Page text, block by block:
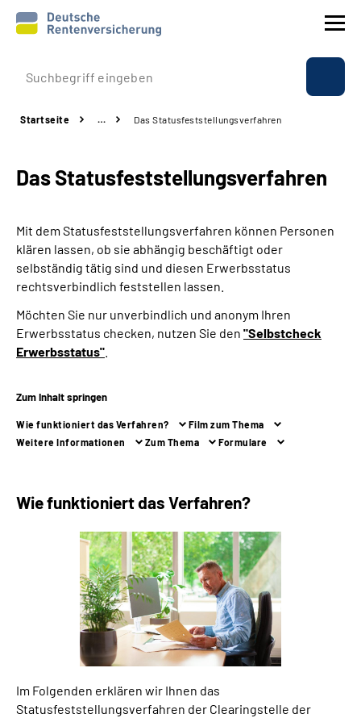
Prävention
Rente
Beratung & Kontakt
Experten
Über uns & Presse
Online-Services
Suche
Language
Leichte Sprache
Mein Kundenportal
Startseite … Das Statusfeststellungs­verfahren
Das Statusfeststellungs­verfahren
Mit dem Statusfeststellungsverfahren können Personen
klären lassen, ob sie abhängig beschäftigt oder
selbständig tätig sind und diesen Erwerbsstatus
rechtsverbindlich feststellen lassen.
Möchten Sie nur unverbindlich und anonym Ihren
Erwerbsstatus checken, nutzen Sie den "Selbstcheck
Erwerbsstatus"
Zum Inhalt springen
Wie funktioniert das Verfahren?
Film zum Thema
Weitere Informationen
Zum Thema Formulare
Wie funktioniert das Verfahren?
Im Folgenden erklären wir Ihnen das
Statusfeststellungsverfahren der Clearingstelle der